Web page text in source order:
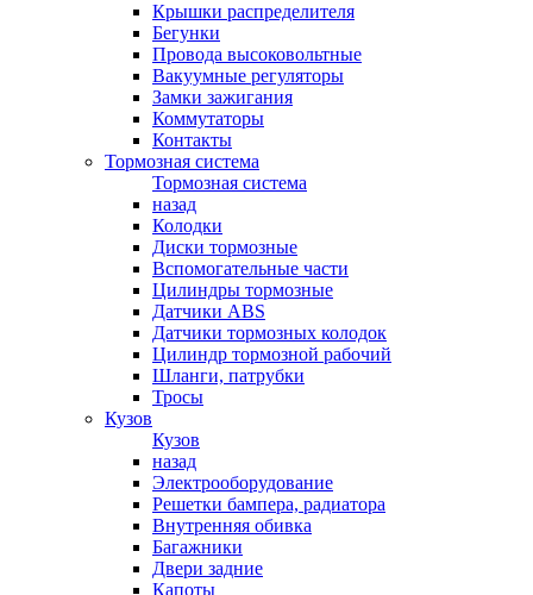
Крышки распределителя
Бегунки
Провода высоковольтные
Вакуумные регуляторы
Замки зажигания
Коммутаторы
Контакты
Тормозная система
Тормозная система
назад
Колодки
Диски тормозные
Вспомогательные части
Цилиндры тормозные
Датчики ABS
Датчики тормозных колодок
Цилиндр тормозной рабочий
Шланги, патрубки
Тросы
Кузов
Кузов
назад
Электрооборудование
Решетки бампера, радиатора
Внутренняя обивка
Багажники
Двери задние
Капоты